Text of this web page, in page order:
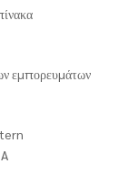
εμπορευμάτων